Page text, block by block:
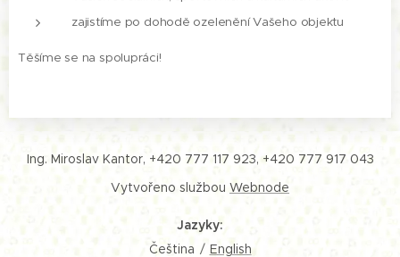
zajistíme po dohodě ozelenění Vašeho objektu
Těšíme se na spolupráci!
Ing. Miroslav Kantor, +420 777 117 923, +420 777 917 043
Vytvořeno službou Webnode
Jazyky
Čeština
English